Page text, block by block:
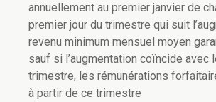
annuellement au premier janvier de
premier jour du trimestre qui suit
revenu minimum mensuel moyen
sauf si l’augmentation coïncide avec
trimestre, les rémunérations
à partir de ce trimestre